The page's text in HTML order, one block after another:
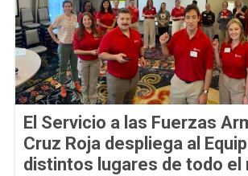
El Servicio a las Fuerzas
Cruz Roja despliega al
distintos lugares de todo el